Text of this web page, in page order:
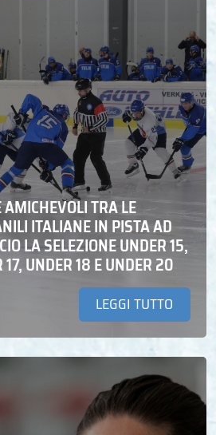
TRA LE
ITALIANE IN PISTA AD
LA SELEZIONE UNDER 15,
UNDER 18 E UNDER 20
LEGGI TUTTO